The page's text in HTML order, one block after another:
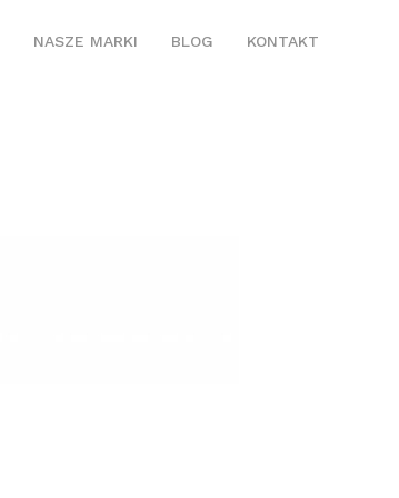
NASZE MARKI BLOG KONTAKT